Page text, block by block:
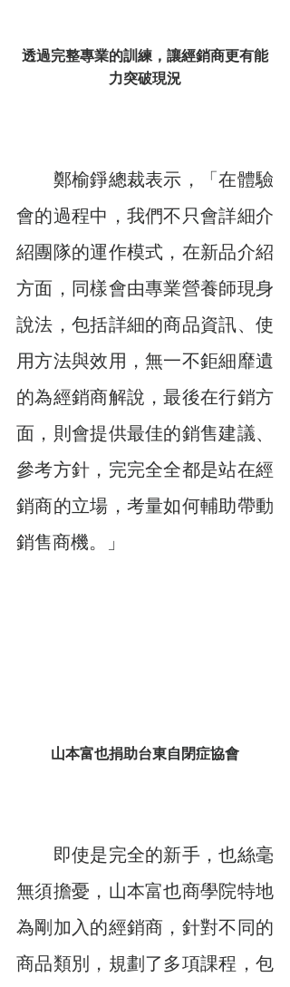
透過完整專業的訓練，讓經銷商更有能
力突破現況
鄭榆錚總裁表示，「在體驗
會的過程中，我們不只會詳細介
紹團隊的運作模式，在新品介紹
方面，同樣會由專業營養師現身
說法，包括詳細的商品資訊、使
用方法與效用，無一不鉅細靡遺
的為經銷商解說，最後在行銷方
面，則會提供最佳的銷售建議、
參考方針，完完全全都是站在經
銷商的立場，考量如何輔助帶動
銷售商機。」
山本富也捐助台東自閉症協會
即使是完全的新手，也絲毫
無須擔憂，山本富也商學院特地
為剛加入的經銷商，針對不同的
商品類別，規劃了多項課程，包